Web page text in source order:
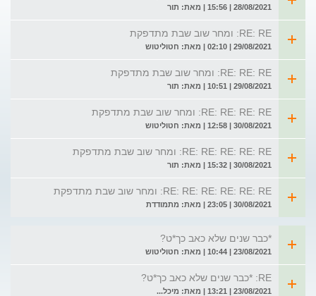
28/08/2021 | 15:56 | מאת: תור
RE: RE: ומחר שוב שבת מתדפקת
29/08/2021 | 02:10 | מאת: חטוליטוש
RE: RE: RE: ומחר שוב שבת מתדפקת
29/08/2021 | 10:51 | מאת: תור
RE: RE: RE: RE: ומחר שוב שבת מתדפקת
30/08/2021 | 12:58 | מאת: חטוליטוש
RE: RE: RE: RE: RE: ומחר שוב שבת מתדפקת
30/08/2021 | 15:32 | מאת: תור
RE: RE: RE: RE: RE: RE: ומחר שוב שבת מתדפקת
30/08/2021 | 23:05 | מאת: מתמודדת
*כבר שנים שלא כאב כך*ט?
23/08/2021 | 10:44 | מאת: חטוליטוש
RE: *כבר שנים שלא כאב כך*ט?
23/08/2021 | 13:21 | מאת: מיכל...